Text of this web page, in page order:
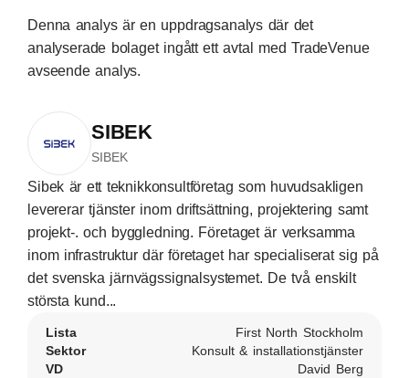
Denna analys är en uppdragsanalys där det
analyserade bolaget ingått ett avtal med TradeVenue
avseende analys.
SIBEK
SIBEK
Sibek är ett teknikkonsultföretag som huvudsakligen
levererar tjänster inom driftsättning, projektering samt
projekt-. och byggledning. Företaget är verksamma
inom infrastruktur där företaget har specialiserat sig på
det svenska järnvägssignalsystemet. De två enskilt
största kund...
Lista
First North Stockholm
Sektor
Konsult & installationstjänster
VD
David Berg